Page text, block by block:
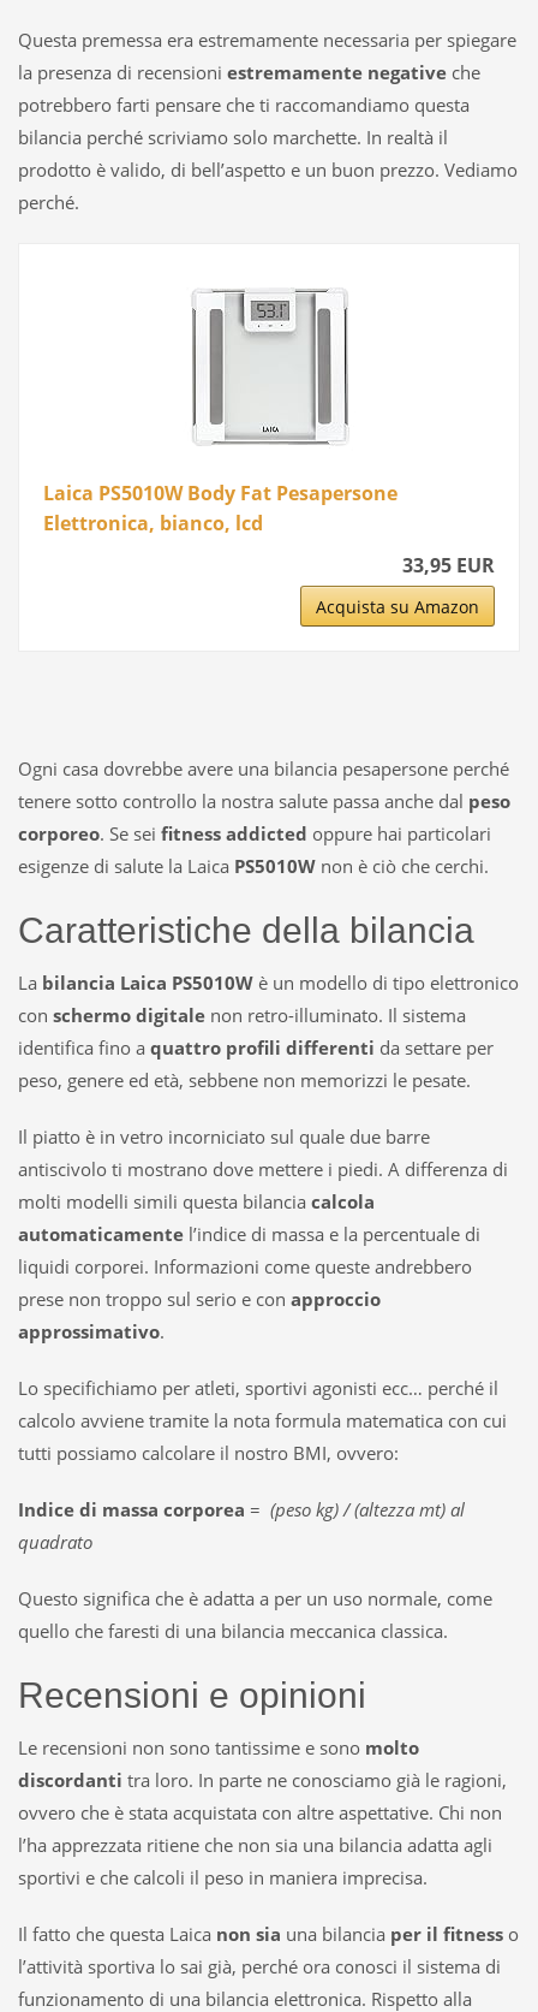
Questa premessa era estremamente necessaria per spiegare
la presenza di recensioni estremamente negative che
potrebbero farti pensare che ti raccomandiamo questa
bilancia perché scriviamo solo marchette. In realtà il
prodotto è valido, di bell’aspetto e un buon prezzo. Vediamo
perché.
Laica PS5010W Body Fat Pesapersone
Elettronica, bianco, lcd
33,95 EUR
Acquista su Amazon
Ogni casa dovrebbe avere una bilancia pesapersone perché
tenere sotto controllo la nostra salute passa anche dal peso
corporeo. Se sei fitness addicted oppure hai particolari
esigenze di salute la Laica PS5010W non è ciò che cerchi.
Caratteristiche della bilancia
La bilancia Laica PS5010W è un modello di tipo elettronico
con schermo digitale non retro-illuminato. Il sistema
identifica fino a quattro profili differenti da settare per
peso, genere ed età, sebbene non memorizzi le pesate.
Il piatto è in vetro incorniciato sul quale due barre
antiscivolo ti mostrano dove mettere i piedi. A differenza di
molti modelli simili questa bilancia calcola
automaticamente l’indice di massa e la percentuale di
liquidi corporei. Informazioni come queste andrebbero
prese non troppo sul serio e con approccio
approssimativo.
Lo specifichiamo per atleti, sportivi agonisti ecc… perché il
calcolo avviene tramite la nota formula matematica con cui
tutti possiamo calcolare il nostro BMI, ovvero:
Indice di massa corporea = (peso kg) / (altezza mt) al
quadrato
Questo significa che è adatta a per un uso normale, come
quello che faresti di una bilancia meccanica classica.
Recensioni e opinioni
Le recensioni non sono tantissime e sono molto
discordanti tra loro. In parte ne conosciamo già le ragioni,
ovvero che è stata acquistata con altre aspettative. Chi non
l’ha apprezzata ritiene che non sia una bilancia adatta agli
sportivi e che calcoli il peso in maniera imprecisa.
Il fatto che questa Laica non sia una bilancia per il fitness o
l’attività sportiva lo sai già, perché ora conosci il sistema di
funzionamento di una bilancia elettronica. Rispetto alla